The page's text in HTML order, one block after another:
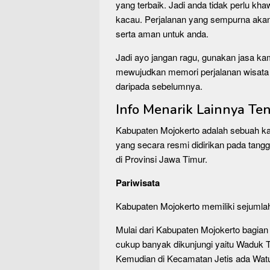
yang terbaik. Jadi anda tidak perlu
kacau. Perjalanan yang sempurna
serta aman untuk anda.
Jadi ayo jangan ragu, gunakan jasa
mewujudkan memori perjalanan
daripada sebelumnya.
Info Menarik Lainnya
Kabupaten Mojokerto adalah sebuah
yang secara resmi didirikan pada
di Provinsi Jawa Timur.
Pariwisata
Kabupaten Mojokerto memiliki
Mulai dari Kabupaten Mojokerto
cukup banyak dikunjungi yaitu Waduk
Kemudian di Kecamatan Jetis ada